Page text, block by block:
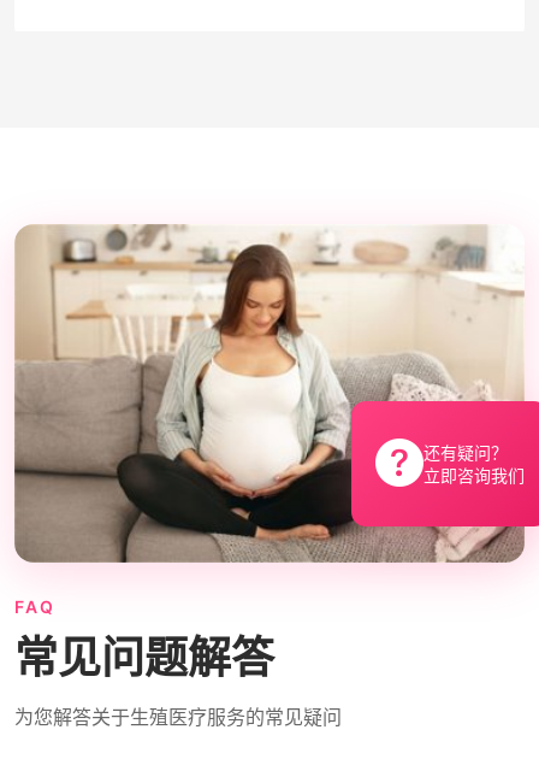
还有疑问？
立即咨询我们
FAQ
常见问题解答
为您解答关于生殖医疗服务的常见疑问